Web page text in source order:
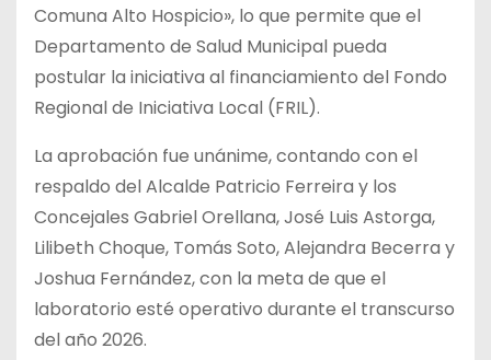
Comuna Alto Hospicio», lo que permite que el
Departamento de Salud Municipal pueda
postular la iniciativa al financiamiento del Fondo
Regional de Iniciativa Local (FRIL).
La aprobación fue unánime, contando con el
respaldo del Alcalde Patricio Ferreira y los
Concejales Gabriel Orellana, José Luis Astorga,
Lilibeth Choque, Tomás Soto, Alejandra Becerra y
Joshua Fernández, con la meta de que el
laboratorio esté operativo durante el transcurso
del año 2026.